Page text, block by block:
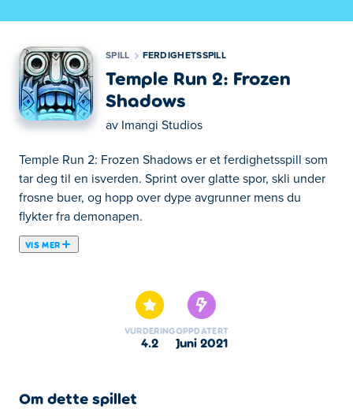
SPILL FERDIGHETSSPILL
Temple Run 2: Frozen
Shadows
av Imangi Studios
Temple Run 2: Frozen Shadows er et ferdighetsspill som
tar deg til en isverden. Sprint over glatte spor, skli under
frosne buer, og hopp over dype avgrunner mens du
flykter fra demonapen.
VIS MER
VURDERING
4.2
OPPDATERT
juni 2021
Om dette spillet